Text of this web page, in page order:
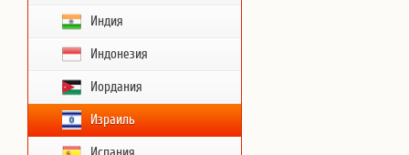
Индия
Индонезия
Иордания
Израиль